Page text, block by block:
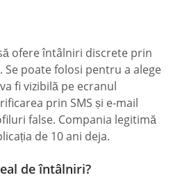
ofere întâlniri discrete prin
Se poate folosi pentru a alege
fi vizibilă pe ecranul
prin SMS și e-mail
false. Compania legitimă
de 10 ani deja.
de întâlniri?